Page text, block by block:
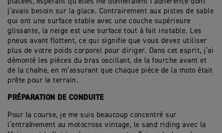
j’avais besoin sur la glace. Contrairement aux pistes de sable
qui ont une surface stable avec une couche supérieure
glissante, la neige est une surface tout à fait instable. Les
pneus avant flottent, ce qui signifie que vous devez utiliser
plus de votre poids corporel pour diriger. Dans cet esprit, j’ai
démonté les pièces du bras oscillant, de la fourche avant et
de la chaîne, en m’assurant que chaque pièce de la moto était
prête pour le terrain.
PRÉPARATION DE CONDUITE
Pour la course, je me suis beaucoup concentré sur
l’entraînement au motocross vintage, le sand riding avec la